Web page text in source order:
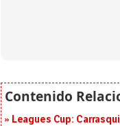
Leagues Cup: